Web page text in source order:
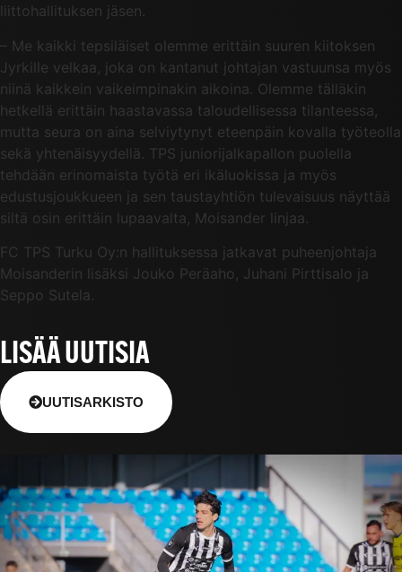
liittohallituksen jäsen.
– Me kaikki tepsiläiset olemme erittäin suuren kiitoksen
Jyrkille velkaa, joka on kantanut johtajan vastuunsa myös
niinä kaikkein vaikeimpinakin aikoina. Olemme tälläkin
hetkellä erittäin haastavassa taloudellisessa tilanteessa,
mutta seura on aina selviytynyt eteenpäin kovalla työteolla
sekä yhtenäisyydellä. TPS juniorijalkapallon puolella
tehdään erinomaista työtä eri ikäluokissa ja myös
edustusjoukkueen ja sen taustayhtiön tulevaisuus näyttää
siltä osin erittäin lupaavalta, Moisander linjaa.
FC TPS Turku Oy:n hallituksessa jatkavat puheenjohtaja
Moisanderin lisäksi Jouko Peräaho, Juhani Pirttisalo ja
Seppo Sutela.
LISÄÄ UUTISIA
UUTISARKISTO